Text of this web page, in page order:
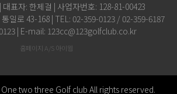
표자: 한제걸 | 사업자번호: 128-81-00423
일로 43-168 | TEL: 02-359-0123 / 02-359-6187
| E-mail: 123cc@123golfclub.co.kr
홈페이지 A/S 아이웹
two three Golf club All rights reserved.